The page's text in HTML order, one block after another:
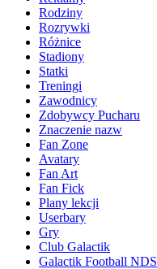
Rodziny
Rozrywki
Różnice
Stadiony
Statki
Treningi
Zawodnicy
Zdobywcy Pucharu
Znaczenie nazw
Fan Zone
Avatary
Fan Art
Fan Fick
Plany lekcji
Userbary
Gry
Club Galactik
Galactik Football NDS